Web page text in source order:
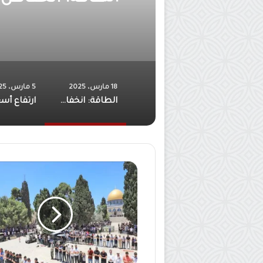
على
18 مارس، 2025
الطاقة: انخفاض أسعار المشتقات النفطية عالميا
5 مارس، 2025